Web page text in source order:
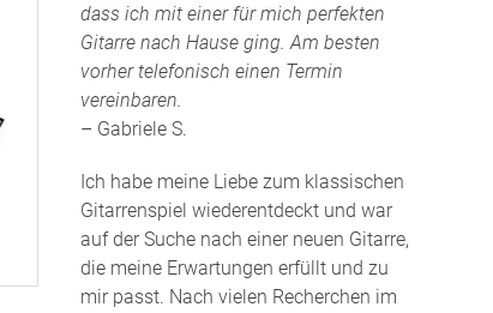
dass ich mit einer für mich perfekten
Gitarre nach Hause ging. Am besten
vorher telefonisch einen Termin
vereinbaren.
– Gabriele S.
Ich habe meine Liebe zum klassischen
Gitarrenspiel wiederentdeckt und war
auf der Suche nach einer neuen Gitarre,
die meine Erwartungen erfüllt und zu
mir passt. Nach vielen Recherchen im